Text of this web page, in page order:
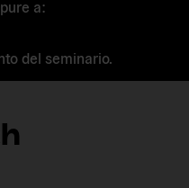
a:
del seminario.